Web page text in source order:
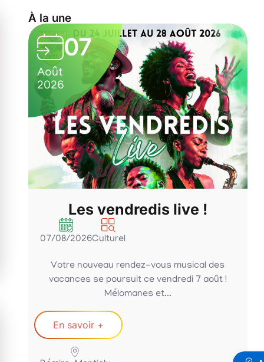
À la une
07
Août
2026
Les vendredis live !
07/08/2026Culturel
Votre nouveau rendez-vous musical des
vacances se poursuit ce vendredi 7 août !
Mélomanes et...
En savoir +